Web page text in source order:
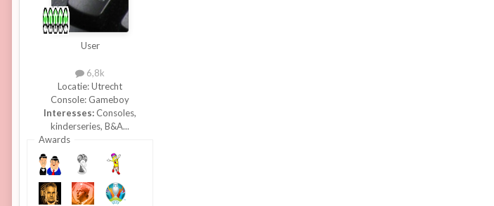
User
6,8k
Locatie:Utrecht
Console: Gameboy
Interesses:Consoles,
kinderseries, B&A...
Awards